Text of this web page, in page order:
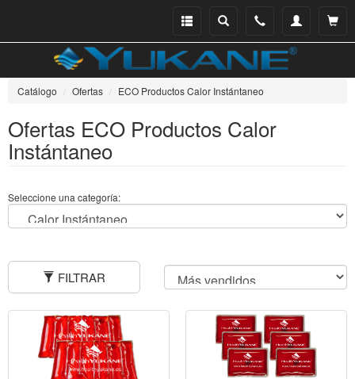
Ver
Mi
Teléfono
Buscar
Menu
Catálogo Ofertas ECO Productos Calor Instántaneo
Ofertas ECO Productos Calor
Instántaneo
Seleccione una categoría:
FILTRAR